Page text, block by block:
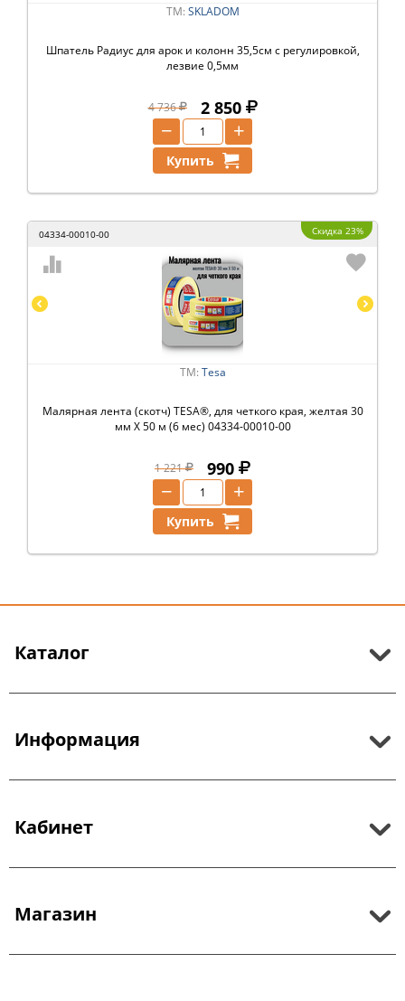
ТМ: SKLADOM
Шпатель Радиус для арок и колонн 35,5см с регулировкой,
лезвие 0,5мм
4 736 2 850
+
−
Купить
04334-00010-00 Скидка 23%
ТМ: Tesa
Малярная лента (скотч) TESA®, для четкого края, желтая 30
мм Х 50 м (6 мес) 04334-00010-00
1 221 990
+
−
Купить
Каталог
Информация
Кабинет
Магазин